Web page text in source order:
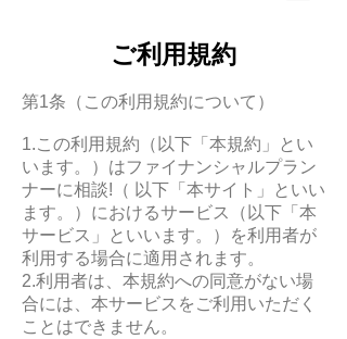
ご利用規約
第1条（この利用規約について）
1.この利用規約（以下「本規約」とい
います。）はファイナンシャルプラン
ナーに相談!（ 以下「本サイト」といい
ます。）におけるサービス（以下「本
サービス」といいます。）を利用者が
利用する場合に適用されます。
2.利用者は、本規約への同意がない場
合には、本サービスをご利用いただく
ことはできません。